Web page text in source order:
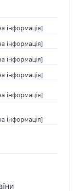
інформація]
інформація]
інформація]
інформація]
інформація]
інформація]